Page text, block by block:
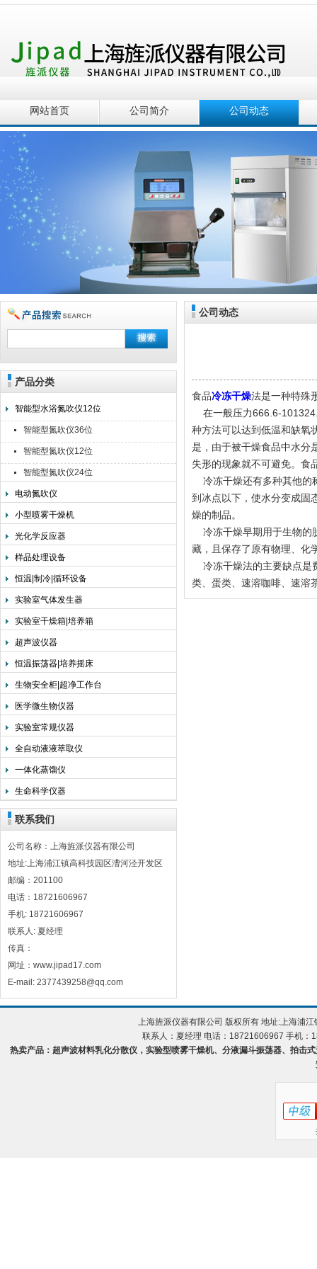
上海旌派仪器有限公司
网站首页 公司简介 公司动态
产品分类
智能型水浴氮吹仪12位
智能型氮吹仪36位
智能型氮吹仪12位
智能型氮吹仪24位
电动氮吹仪
小型喷雾干燥机
光化学反应器
样品处理设备
恒温|制冷|循环设备
实验室气体发生器
实验室干燥箱|培养箱
超声波仪器
恒温振荡器|培养摇床
生物安全柜|超净工作台
医学微生物仪器
实验室常规仪器
全自动液液萃取仪
一体化蒸馏仪
生命科学仪器
联系我们
公司名称：上海旌派仪器有限公司
地址:上海浦江镇高科技园区漕河泾开发区
邮编：201100
电话：18721606967
手机: 18721606967
联系人: 夏经理
传真：
网址：www.jipad17.com
E-mail: 2377439258@qq.com
公司动态
食品冷冻干燥法是一种特殊
在一般压力666.6-
种方法可以达到低温和缺氧
是，由于被干燥食品中水分
失形的现象就不可避免。食
冷冻干燥还有多种其他的
到冰点以下，使水分变成固
燥的制品。
冷冻干燥早期用于生物的
藏，且保存了原有物理、化
冷冻干燥法的主要缺点是
类、蛋类、速溶咖啡、速溶
上海旌派仪器有限公司 版权所有 地址:上海浦
联系人：夏经理 电话：18721606967 手机
热卖产品：超声波材料乳化分散仪，实验型喷雾干燥机、分液漏斗振荡器、拍击